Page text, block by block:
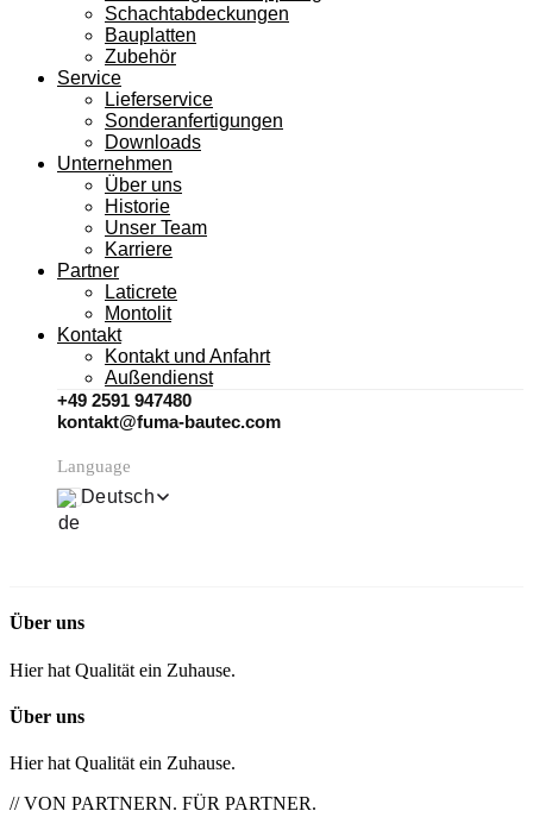
Schachtabdeckungen
Bauplatten
Zubehör
Service
Lieferservice
Sonderanfertigungen
Downloads
Unternehmen
Über uns
Historie
Unser Team
Karriere
Partner
Laticrete
Montolit
Kontakt
Kontakt und Anfahrt
Außendienst
+49 2591 947480
kontakt@fuma-bautec.com
Language
Deutsch
Über uns
Hier hat Qualität ein Zuhause.
Über uns
Hier hat Qualität ein Zuhause.
// VON PARTNERN. FÜR PARTNER.